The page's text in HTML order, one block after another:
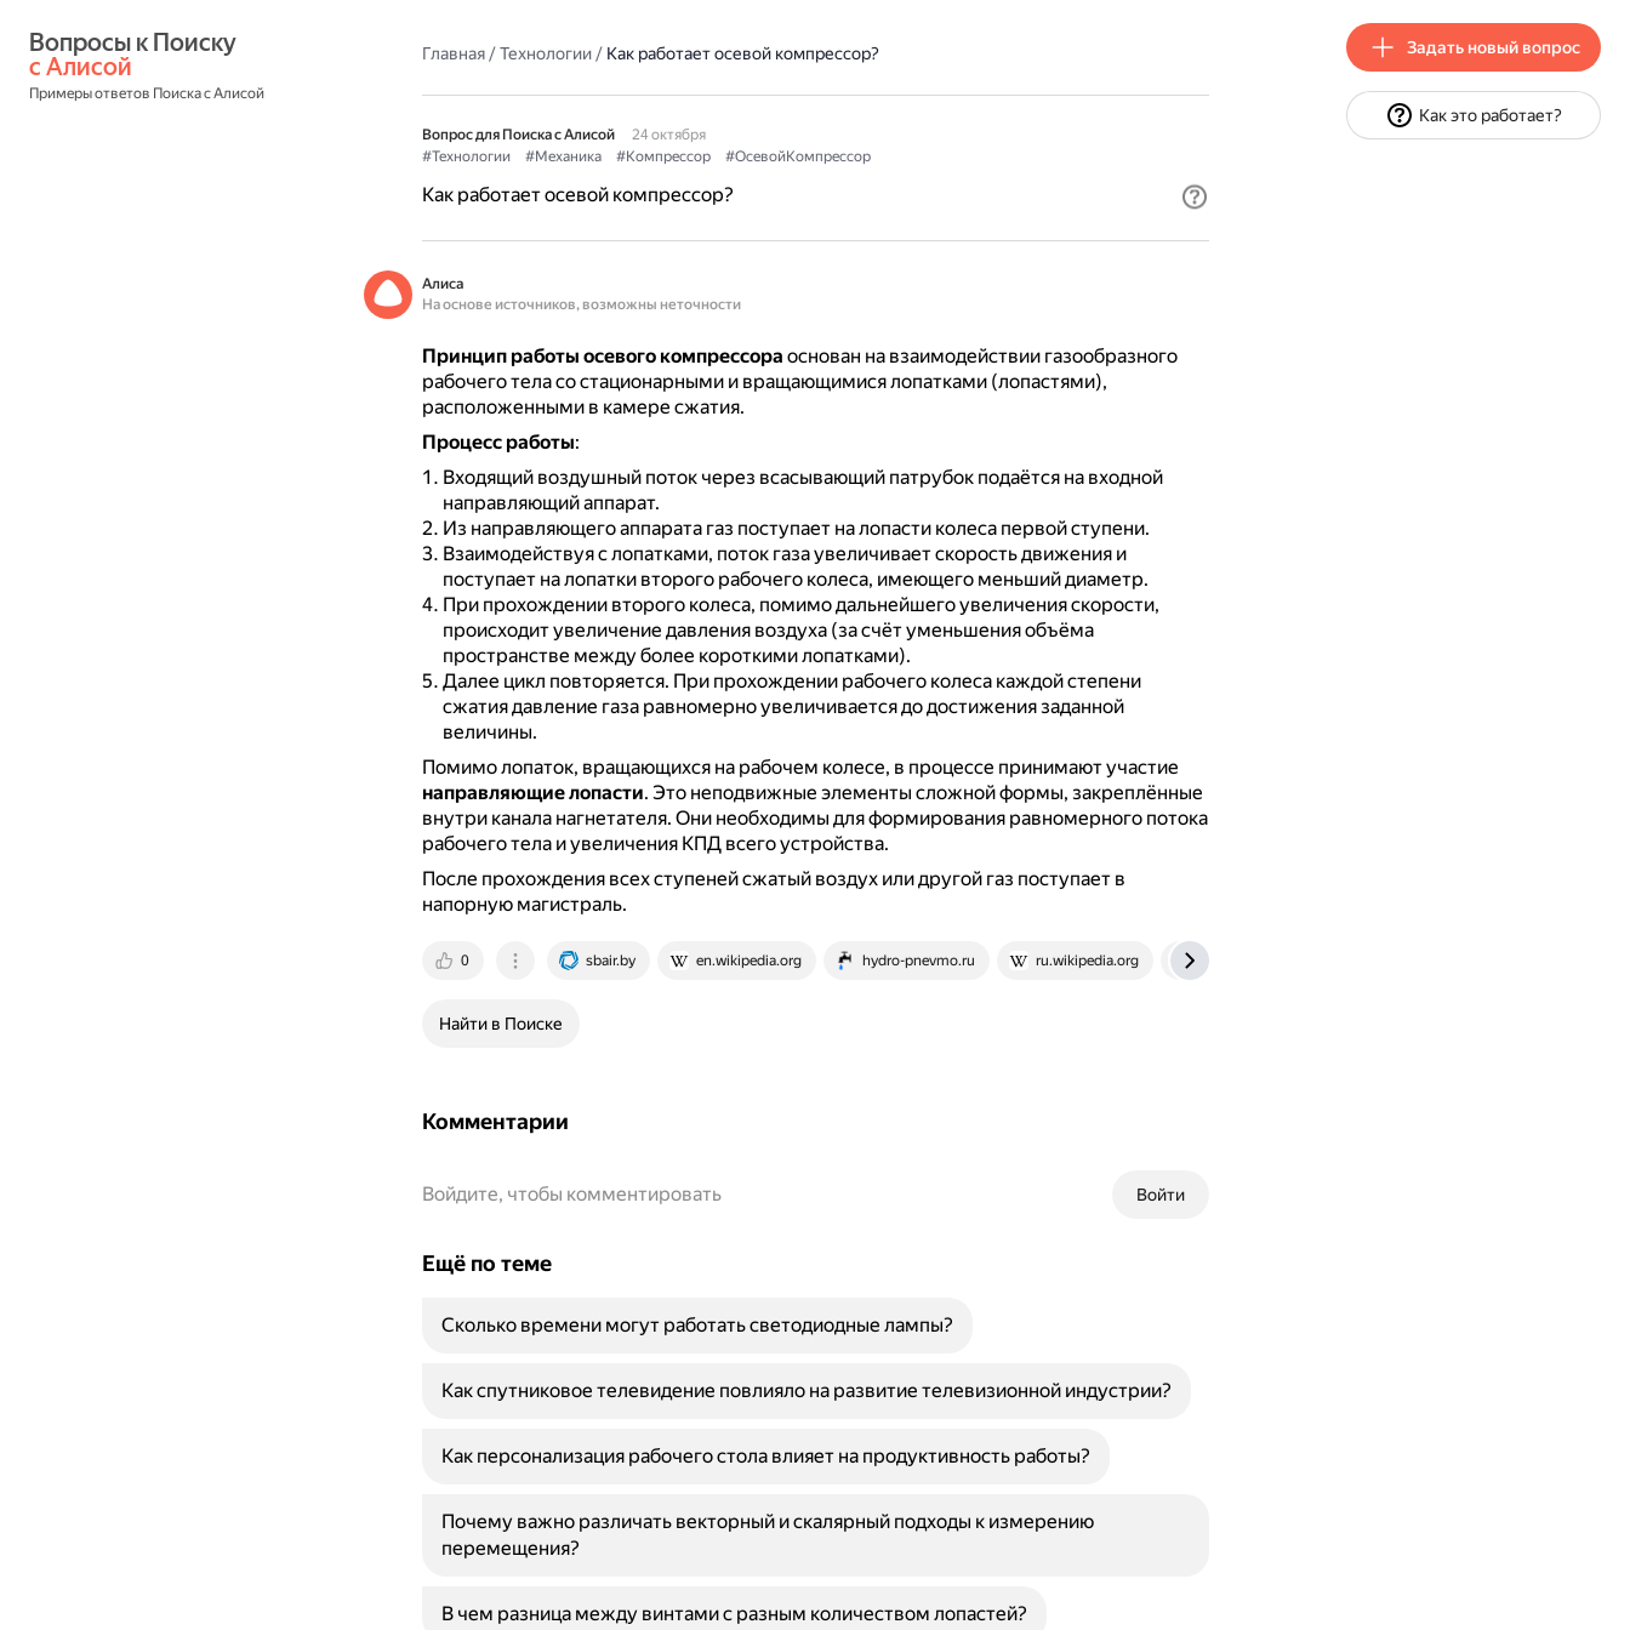
с Алисой
Примеры ответов Поиска с Алисой
Главная/Технологии/ Как работает осевой компрессор?
Вопрос для Поиска с Алисой
24 октября
#Технологии
#Механика #Компрессор #ОсевойКомпрессор
Как работает осевой компрессор?
Алиса
На основе источников, возможны неточности
Принцип работы осевого компрессора основан на взаимодействии газообразного
рабочего тела со стационарными и вращающимися лопатками (лопастями),
расположенными в камере сжатия.
Процесс работы:
Входящий воздушный поток через всасывающий патрубок подаётся на входной
направляющий аппарат.
Из направляющего аппарата газ поступает на лопасти колеса первой ступени.
Взаимодействуя с лопатками, поток газа увеличивает скорость движения и
поступает на лопатки второго рабочего колеса, имеющего меньший диаметр.
При прохождении второго колеса, помимо дальнейшего увеличения скорости,
происходит увеличение давления воздуха (за счёт уменьшения объёма
пространстве между более короткими лопатками).
Далее цикл повторяется. При прохождении рабочего колеса каждой степени
сжатия давление газа равномерно увеличивается до достижения заданной
величины.
Помимо лопаток, вращающихся на рабочем колесе, в процессе принимают участие
направляющие лопасти. Это неподвижные элементы сложной формы, закреплённые
внутри канала нагнетателя. Они необходимы для формирования равномерного потока
рабочего тела и увеличения КПД всего устройства.
После прохождения всех ступеней сжатый воздух или другой газ поступает в
напорную магистраль.
0 sbair.by en.wikipedia.org hydro-pnevmo.ru ru.wikipedia.org
Найти в Поиске
Комментарии
Войти
Войдите, чтобы комментировать
Ещё по теме
Сколько времени могут работать светодиодные лампы?
Как спутниковое телевидение повлияло на развитие телевизионной индустрии?
Как персонализация рабочего стола влияет на продуктивность работы?
Почему важно различать векторный и скалярный подходы к измерению
перемещения?
В чем разница между винтами с разным количеством лопастей?
Задать новый вопрос
Как это работает?